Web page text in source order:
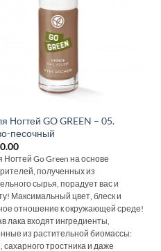
Ногтей GO GREEN – 05.
песочный
Ногтей Go Green на основе
полученных из
сырья, порадует вас и
Максимальный цвет, блеск и
отношение к окружающей среде!
лака входят ингредиенты,
из растительной биомассы:
сахарного тростника и даже